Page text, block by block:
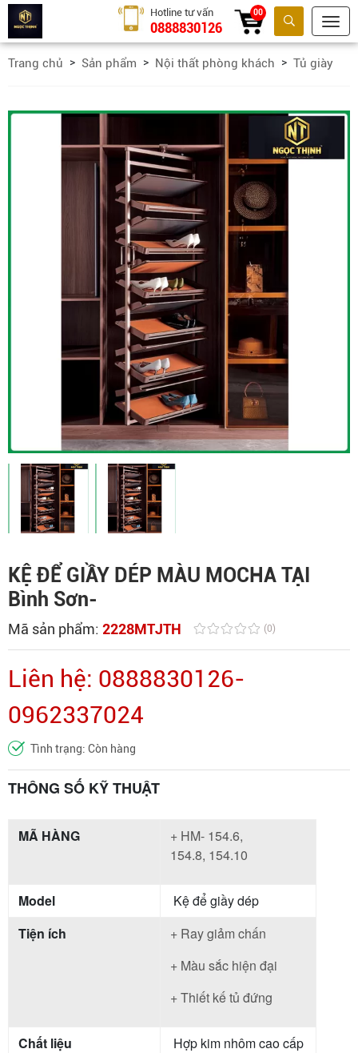
Tìm kiếm
Hotline tư vấn
0888830126
00
Trang chủ Sản phẩm Nội thất phòng khách Tủ giày
KỆ ĐỂ GIẦY DÉP MÀU MOCHA TẠI
Bình Sơn-
Mã sản phẩm: 2228MTJTH (0)
Liên hệ: 0888830126-
0962337024
Tình trạng: Còn hàng
THÔNG SỐ KỸ THUẬT
MÃ HÀNG
+ HM- 154.6,
154.8, 154.10
Model
Kệ để giầy dép
Tiện ích
+ Ray giảm chấn
+ Màu sắc hiện đại
+ Thiết kế tủ đứng
Chất liệu
Hợp kim nhôm cao cấp